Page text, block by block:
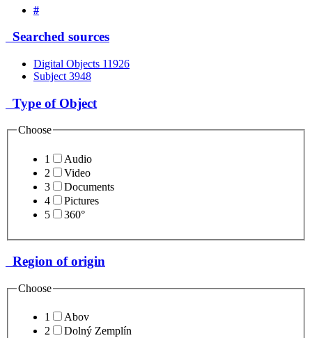
#
Searched sources
Digital Objects 11926
Subject 3948
Type of Object
Choose
1
Audio
2
Video
3
Documents
4
Pictures
5
360°
Region of origin
Choose
1
Abov
2
Dolný Zemplín